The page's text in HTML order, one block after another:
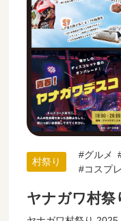
村祭り
グルメ
コスプレ
ヤナガワ村祭